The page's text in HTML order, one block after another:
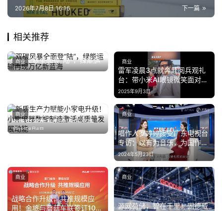
下一篇
2026年7月8日 16:16
相关推荐
双碳风暴全面登“陆”，绿能运
输再现万亿新蓝海
2024年1月19日
商业
雷军凌晨3点就奔赴阅兵观礼
台：带小米AI眼镜微笑面对大
家
2025年9月3日
商业
新质生产力赋能小家电升级！
小熊电器数智制造激活高质量
发展动能
2025年8月6日
商业
唱作人罗婷婷接受广东电视台
专访：以有为音乐，为国作
曲，为民留声
2024年5月23日
商业
战略合作升级，共推规模应
用！金旅与蘑菇车联签订100
商业
源网荷储，智在千里！固德威
商业